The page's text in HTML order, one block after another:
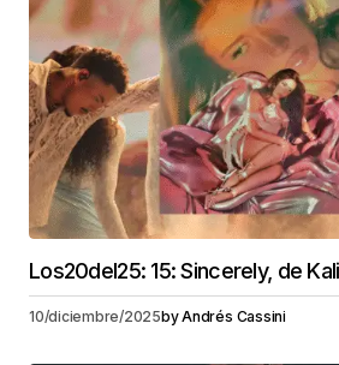
Los20del25: 15: Sincerely, de
10/diciembre/2025byAndrés Cassini